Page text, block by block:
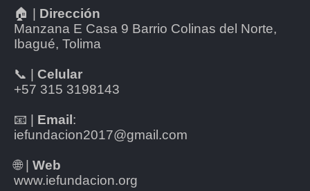
🏠 | Dirección
Manzana E Casa 9 Barrio Colinas del Norte,
Ibagué, Tolima
📞 | Celular
+57 315 3198143
📧 | Email :
iefundacion2017@gmail.com
🌐 | Web
www.iefundacion.org